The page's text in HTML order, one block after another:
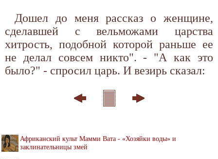
Дошел до меня рассказ о женщине,
сделавшей с вельможами царства
хитрость, подобной которой раньше ее
не делал совсем никто". - "А как это
было?" - спросил царь. И везирь сказал:
Африканский культ Мамми Вата - «Хозяйки воды» и
заклинательницы змей